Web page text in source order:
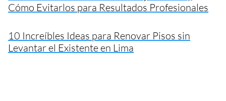
Cómo Evitarlos para Resultados Profesionales
10 Increíbles Ideas para Renovar Pisos sin
Levantar el Existente en Lima